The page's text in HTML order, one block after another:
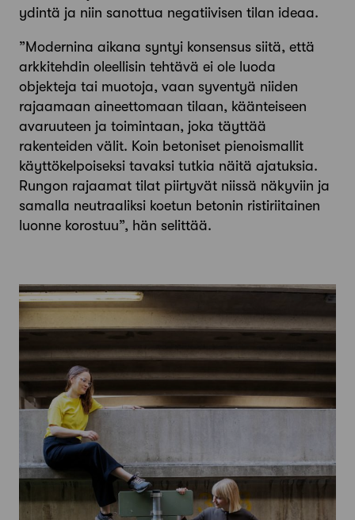
ydintä ja niin sanottua negatiivisen tilan ideaa.
”Modernina aikana syntyi konsensus siitä, että
arkkitehdin oleellisin tehtävä ei ole luoda
objekteja tai muotoja, vaan syventyä niiden
rajaamaan aineettomaan tilaan, käänteiseen
avaruuteen ja toimintaan, joka täyttää
rakenteiden välit. Koin betoniset pienoismallit
käyttökelpoiseksi tavaksi tutkia näitä ajatuksia.
Rungon rajaamat tilat piirtyvät niissä näkyviin ja
samalla neutraaliksi koetun betonin ristiriitainen
luonne korostuu”, hän ­selittää.